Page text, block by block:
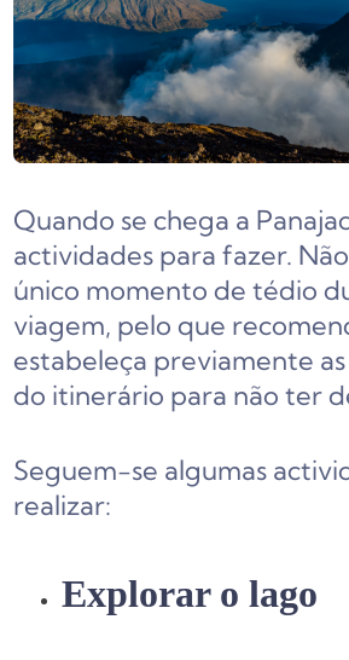
Quando se chega a
actividades para fazer.
único momento de tédio
viagem, pelo que
estabeleça previamente
do itinerário para não ter
Seguem-se algumas
realizar:
Explorar o lago